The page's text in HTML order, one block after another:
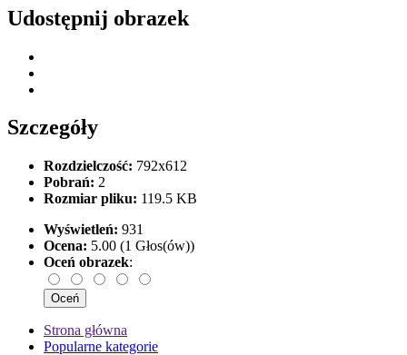
Udostępnij obrazek
Szczegóły
Rozdzielczość: 792x612
Pobrań: 2
Rozmiar pliku: 119.5 KB
Wyświetleń: 931
Ocena: 5.00 (1 Głos(ów))
Oceń obrazek:
Strona główna
Popularne kategorie